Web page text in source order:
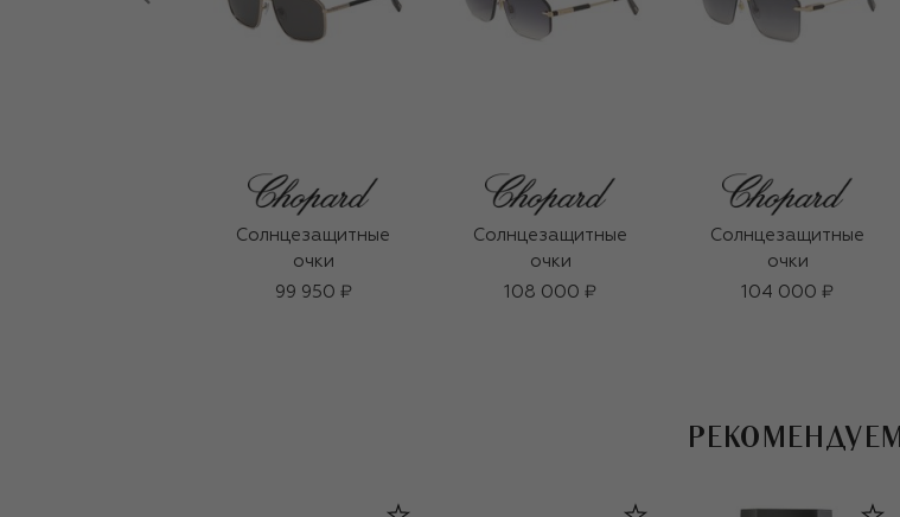
Солнцезащитные
очки
99 950 ₽
Солнцезащитные
очки
108 000 ₽
Солнцезащитные
очки
104 000 ₽
РЕКОМЕНДУЕМ